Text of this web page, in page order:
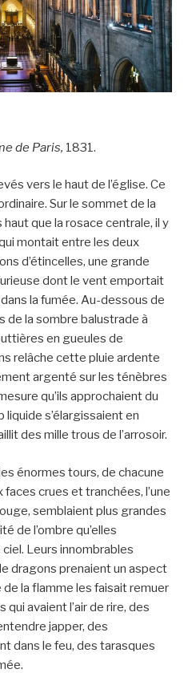
de Paris, 1831.
vers le haut de l’église. Ce
Sur le sommet de la
que la rosace centrale, il y
montait entre les deux
d’étincelles, une grande
dont le vent emportait
la fumée. Au-dessous de
la sombre balustrade à
en gueules de
relâche cette pluie ardente
argenté sur les ténèbres
qu’ils approchaient du
s’élargissaient en
des mille trous de l’arrosoir.
énormes tours, de chacune
crues et tranchées, l’une
semblaient plus grandes
de l’ombre qu’elles
Leurs innombrables
dragons prenaient un aspect
la flamme les faisait remuer
qui avaient l’air de rire, des
japper, des
dans le feu, des tarasques